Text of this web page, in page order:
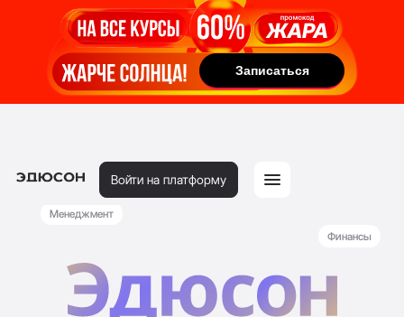
Записаться
Записаться
Войти на платформу
Менеджмент
Финансы